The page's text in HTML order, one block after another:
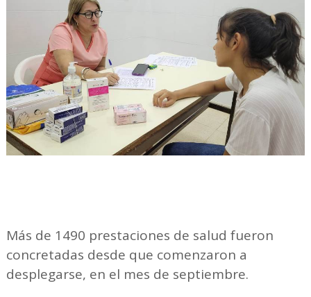
Más de 1490 prestaciones de salud fueron
concretadas desde que comenzaron a
desplegarse, en el mes de septiembre.